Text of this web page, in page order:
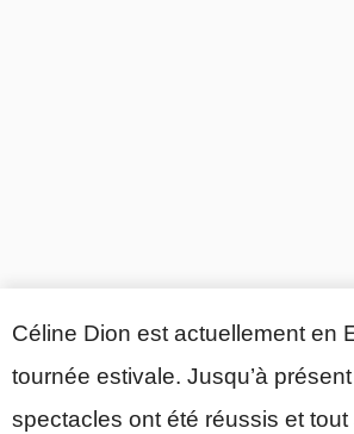
Céline Dion est actuellement en
tournée estivale. Jusqu’à
spectacles ont été réussis et tout